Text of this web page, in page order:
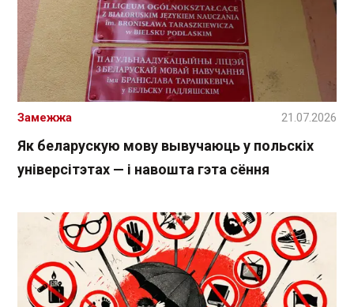
Як беларускую мову вывучаюць у польскіх
універсітэтах — і навошта гэта сёння
Замежжа 21.07.2026